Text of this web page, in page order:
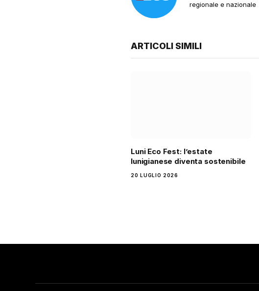
regionale e nazionale
ARTICOLI SIMILI
Luni Eco Fest: l’estate
lunigianese diventa sostenibile
20 LUGLIO 2026